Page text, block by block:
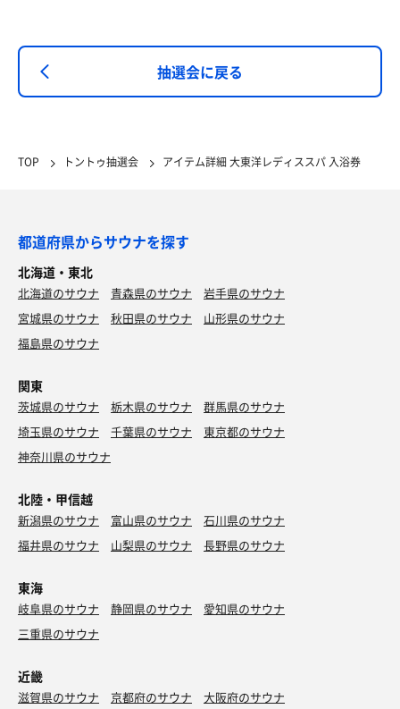
抽選会に戻る
TOP トントゥ抽選会 アイテム詳細 大東洋レディススパ 入浴券
都道府県からサウナを探す
北海道・東北
北海道のサウナ 青森県のサウナ
岩手県のサウナ
宮城県のサウナ
秋田県のサウナ
山形県のサウナ
福島県のサウナ
関東
茨城県のサウナ 栃木県のサウナ
群馬県のサウナ
埼玉県のサウナ
千葉県のサウナ
東京都のサウナ
神奈川県のサウナ
北陸・甲信越
新潟県のサウナ 富山県のサウナ
石川県のサウナ
福井県のサウナ
山梨県のサウナ 長野県のサウナ
東海
岐阜県のサウナ 静岡県のサウナ
愛知県のサウナ
三重県のサウナ
近畿
滋賀県のサウナ 京都府のサウナ 大阪府のサウナ